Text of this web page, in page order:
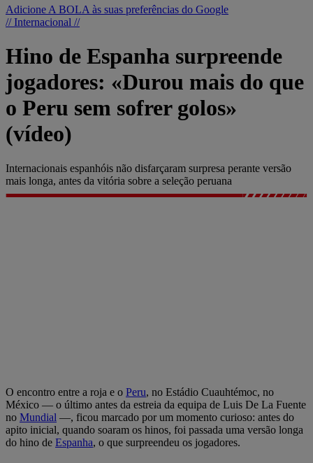
Adicione A BOLA às suas preferências do Google
// Internacional //
Hino de Espanha surpreende
jogadores: «Durou mais do que
o Peru sem sofrer golos»
(vídeo)
Internacionais espanhóis não disfarçaram surpresa perante versão
mais longa, antes da vitória sobre a seleção peruana
O encontro entre a roja e o Peru, no Estádio Cuauhtémoc, no
México — o último antes da estreia da equipa de Luis De La Fuente
no Mundial —, ficou marcado por um momento curioso: antes do
apito inicial, quando soaram os hinos, foi passada uma versão longa
do hino de Espanha, o que surpreendeu os jogadores.